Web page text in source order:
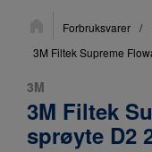
her:
Forbruksvarer /
3M Filtek Supreme
3M
3M Filtek
sprøyte D2